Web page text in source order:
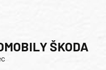
ŠKODA